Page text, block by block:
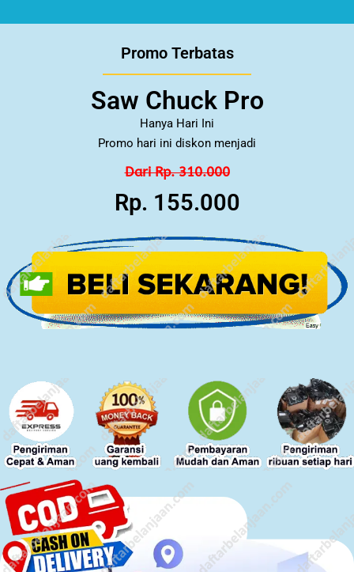
Promo Terbatas
Saw Chuck Pro
Hanya Hari Ini
Promo hari ini diskon menjadi
Dari Rp. 310.000
Rp. 155.000